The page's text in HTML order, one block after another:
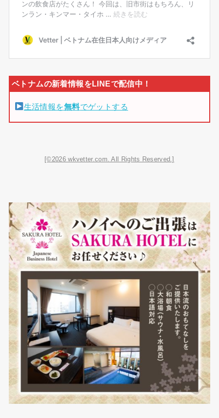
生活情報を無料でゲットする
[©2026 wkvetter.com. All Rights Reserved.]